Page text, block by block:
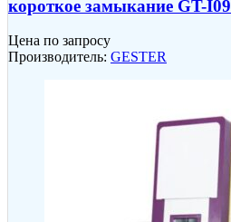
короткое замыкание GT-I09
Цена по запросу
Производитель: GESTER